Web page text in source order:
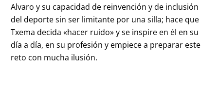
Alvaro y su capacidad de reinvención y de inclusión
del deporte sin ser limitante por una silla; hace que
Txema decida «hacer ruido» y se inspire en él en su
día a día, en su profesión y empiece a preparar este
reto con mucha ilusión.